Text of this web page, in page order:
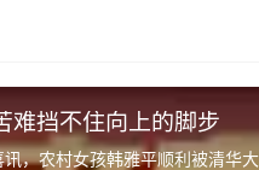
式。
觉得自己背负着全家人的牺
该正常作息作息，氛围越
难挡不住向上的脚步
，农村女孩韩雅平顺利被清华